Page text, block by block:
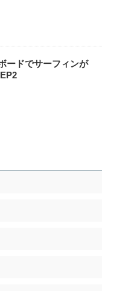
ードでサーフィンが